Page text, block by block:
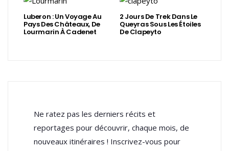
Luberon : Un Voyage Au
Pays Des Châteaux, De
Lourmarin À Cadenet
2 Jours De Trek Dans Le
Queyras Sous Les Étoiles
De Clapeyto
Ne ratez pas les derniers récits et
reportages pour découvrir, chaque mois, de
nouveaux itinéraires ! Inscrivez-vous pour